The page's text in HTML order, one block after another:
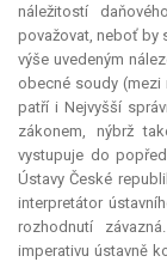
náležitostí
považovat, neboť by
výše uvedeným
obecné soudy
patří i Nejvyšší
zákonem, nýbrž
vystupuje do
Ústavy České
interpretátor
rozhodnutí
imperativu ústavně